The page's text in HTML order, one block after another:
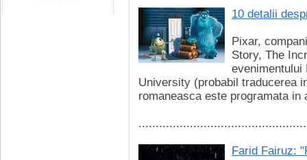
10 detalii
Pixar,
Story, The
evenimentului
University (probabil traducerea
romaneasca este programata in
Farid Fairuz: